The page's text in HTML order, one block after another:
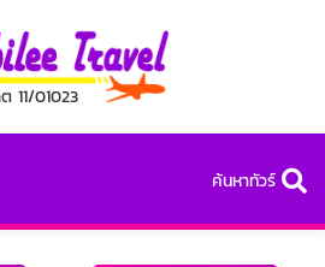
11/01023
ค้นหาทัวร์